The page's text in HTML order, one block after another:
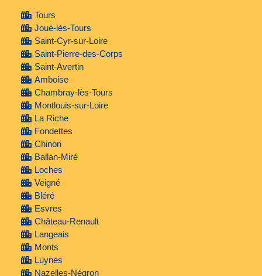
Tours
Joué-lès-Tours
Saint-Cyr-sur-Loire
Saint-Pierre-des-Corps
Saint-Avertin
Amboise
Chambray-lès-Tours
Montlouis-sur-Loire
La Riche
Fondettes
Chinon
Ballan-Miré
Loches
Veigné
Bléré
Esvres
Château-Renault
Langeais
Monts
Luynes
Nazelles-Négron